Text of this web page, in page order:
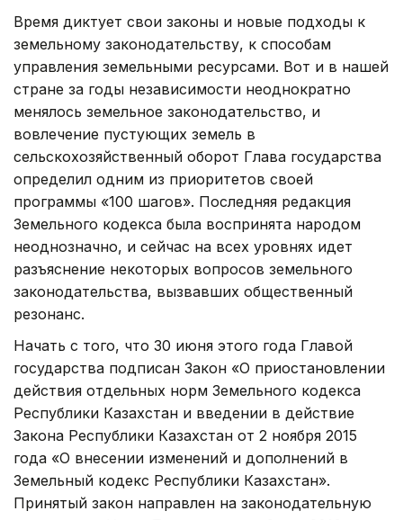
Время диктует свои законы и новые подходы к
земельному законодательству, к способам
управления земельными ресурсами. Вот и в нашей
стране за годы независимости неоднократно
менялось земельное законодательство, и
вовлечение пустующих земель в
сельскохозяйственный оборот Глава государства
определил одним из приоритетов своей
программы «100 шагов». Последняя редакция
Земельного кодекса была воспринята народом
неоднозначно, и сейчас на всех уровнях идет
разъяснение некоторых вопросов земельного
законодательства, вызвавших обще­ственный
резонанс.
Начать с того, что 30 июня этого года Главой
государства подписан Закон «О приостановлении
действия отдельных норм Земельного кодекса
Республики Казахстан и введении в действие
Закона Республики Казахстан от 2 ноября 2015
года «О внесении изменений и дополнений в
Земельный кодекс Республики Казахстан».
Принятый закон направлен на законодатель­ную